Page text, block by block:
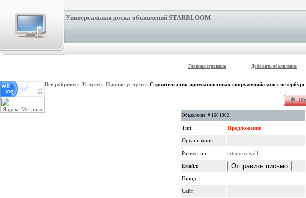
Универсальная доска объявлений STARBLOOM
Главная страница Добавить объявление
Все рубрики » Услуги » Прочие услуги » Строительство промышленных сооружений санкт-петербург
Объявление: # 1661002
Тип: Предложение
Организация:
Разместил: artemstrowell
Емайл:
Город: -
Сайт: